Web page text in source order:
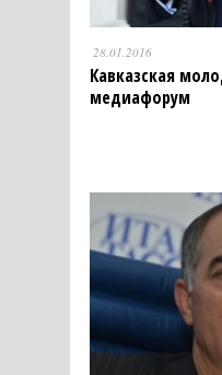
28.01.2016
Кавказская
медиафорум